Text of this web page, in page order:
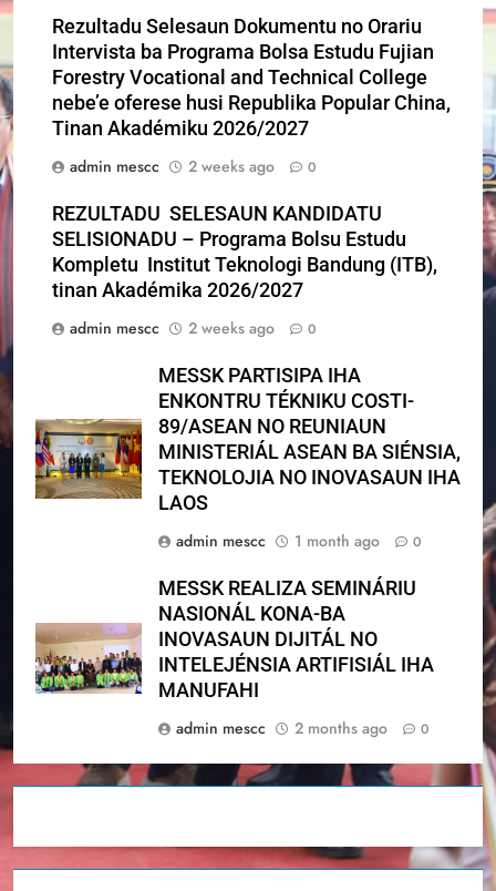
Rezultadu Selesaun Dokumentu no Orariu
Intervista ba Programa Bolsa Estudu Fujian
Forestry Vocational and Technical College
nebe’e oferese husi Republika Popular China,
Tinan Akadémiku 2026/2027
admin mescc
2 weeks ago 0
REZULTADU SELESAUN KANDIDATU
SELISIONADU – Programa Bolsu Estudu
Kompletu Institut Teknologi Bandung (ITB),
tinan Akadémika 2026/2027
admin mescc
2 weeks ago 0
MESSK PARTISIPA IHA
ENKONTRU TÉKNIKU COSTI-
89/ASEAN NO REUNIAUN
MINISTERIÁL ASEAN BA SIÉNSIA,
TEKNOLOJIA NO INOVASAUN IHA
LAOS
admin mescc
1 month ago 0
MESSK REALIZA SEMINÁRIU
NASIONÁL KONA-BA
INOVASAUN DIJITÁL NO
INTELEJÉNSIA ARTIFISIÁL IHA
MANUFAHI
admin mescc
2 months ago 0